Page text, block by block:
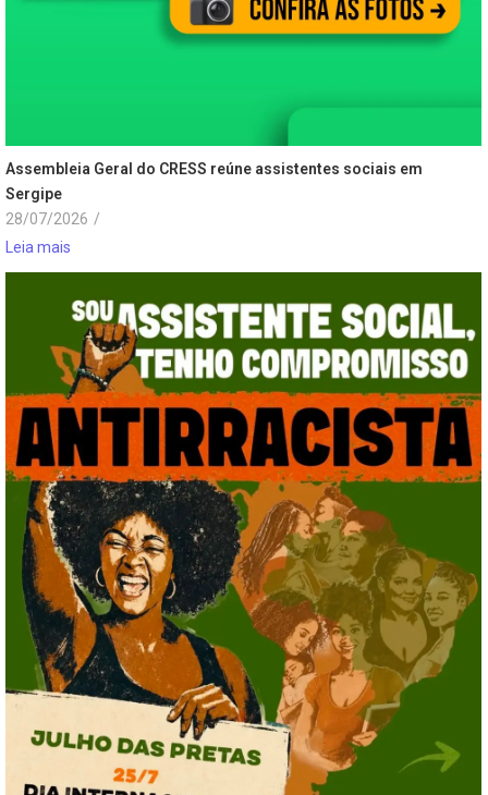
Assembleia Geral do CRESS reúne assistentes sociais em
Sergipe
28/07/2026 /
Leia mais